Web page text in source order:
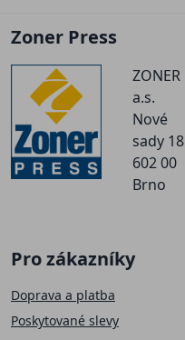
Zoner Press
ZONER
a.s.
Nové
sady 18
602 00
Brno
Pro zákazníky
Doprava a platba
Poskytované slevy